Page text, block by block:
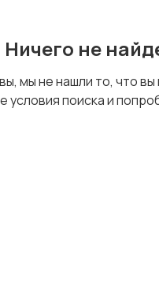
Ничего не
мы не нашли то, что вы
условия поиска и